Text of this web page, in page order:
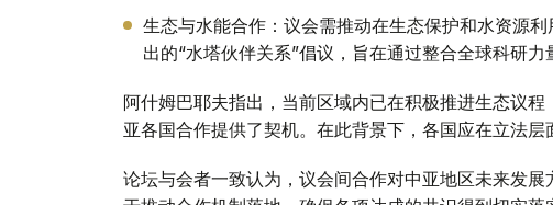
生态与水能合作：议会需推动在生态保护和水资源
出的“水塔伙伴关系”倡议，旨在通过整合全球科研力
阿什姆巴耶夫指出，当前区域内已在积极推进生态议
亚各国合作提供了契机。在此背景下，各国应在立法层
论坛与会者一致认为，议会间合作对中亚地区未来发